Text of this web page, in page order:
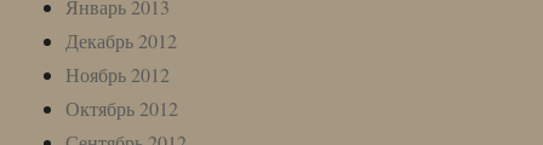
Январь 2013
Декабрь 2012
Ноябрь 2012
Октябрь 2012